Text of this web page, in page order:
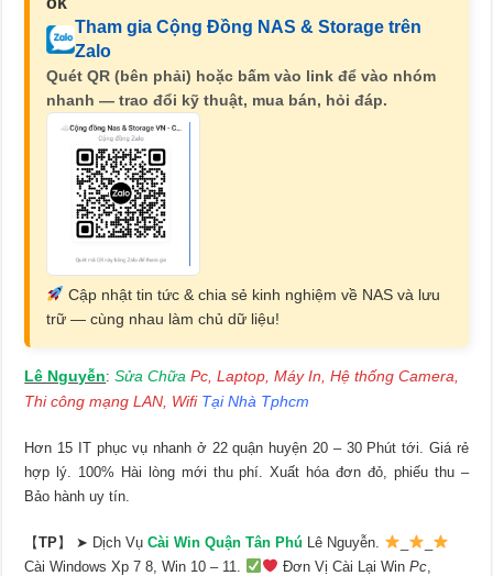
Tham gia Cộng Đồng NAS & Storage trên
Zalo
Quét QR (bên phải) hoặc bấm vào link để vào nhóm
nhanh — trao đổi kỹ thuật, mua bán, hỏi đáp.
Cập nhật tin tức & chia sẻ kinh nghiệm về NAS và lưu
trữ — cùng nhau làm chủ dữ liệu!
Lê Nguyễn:Sửa Chữa Pc, Laptop, Máy In, Hệ thống Camera,
Thi công mạng LAN, Wifi Tại Nhà Tphcm
Hơn 15 IT phục vụ nhanh ở 22 quận huyện 20 – 30 Phút tới. Giá rẻ
hợp lý. 100% Hài lòng mới thu phí. Xuất hóa đơn đỏ, phiếu thu –
Bảo hành uy tín.
【TP】 ➤ Dịch VụCài Win Quận Tân Phú Lê Nguyễn.
Cài Windows Xp 7 8, Win 10 – 11.
Đơn Vị Cài Lại Win Pc,